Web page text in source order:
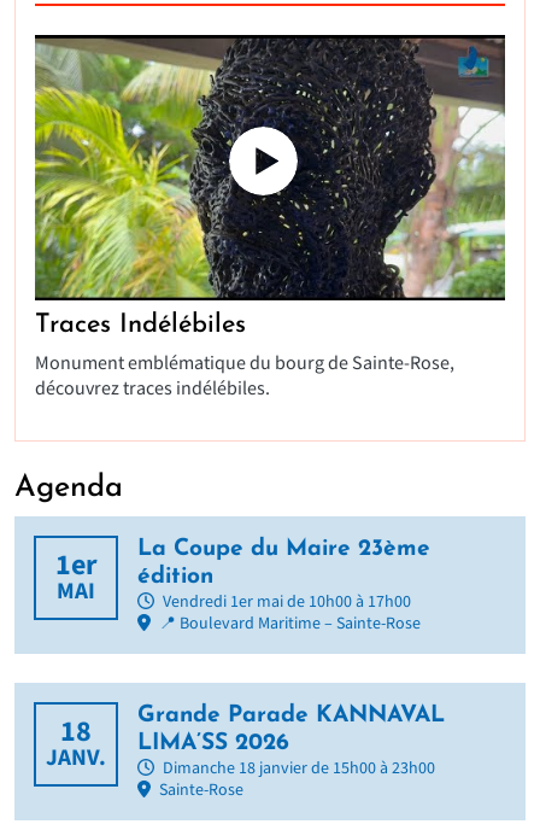
Traces Indélébiles
Monument emblématique du bourg de Sainte-Rose,
découvrez traces indélébiles.
Agenda
1er
MAI
La Coupe du Maire 23ème
édition
Vendredi 1er mai de 10h00 à 17h00
📍 Boulevard Maritime – Sainte-Rose
18
JANV.
Grande Parade KANNAVAL
LIMA’SS 2026
Dimanche 18 janvier de 15h00 à 23h00
Sainte-Rose